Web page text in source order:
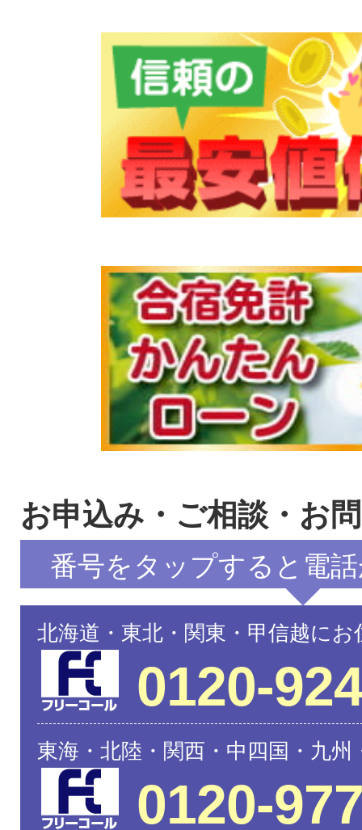
お申込み・ご相談・お
番号をタップすると電
北海道・東北・関東・甲信越に
0120-
東海・北陸・関西・中四国・九
0120-